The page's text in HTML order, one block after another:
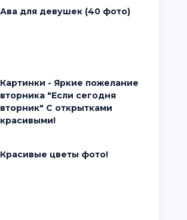
Ава для девушек (40 фото)
Картинки - Яркие пожелание
вторника "Если сегодня
вторник" С открытками
красивыми!
Красивые цветы фото!